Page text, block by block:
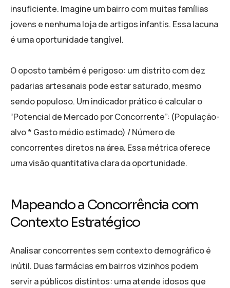
insuficiente. Imagine um bairro com muitas famílias
jovens e nenhuma loja de artigos infantis. Essa lacuna
é uma oportunidade tangível.
O oposto também é perigoso: um distrito com dez
padarias artesanais pode estar saturado, mesmo
sendo populoso. Um indicador prático é calcular o
“Potencial de Mercado por Concorrente”: (População-
alvo * Gasto médio estimado) / Número de
concorrentes diretos na área. Essa métrica oferece
uma visão quantitativa clara da oportunidade.
Mapeando a Concorrência com
Contexto Estratégico
Analisar concorrentes sem contexto demográfico é
inútil. Duas farmácias em bairros vizinhos podem
servir a públicos distintos: uma atende idosos que